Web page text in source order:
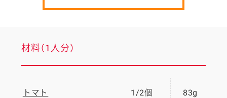
材料（1人分）
トマト 1/2個 83g